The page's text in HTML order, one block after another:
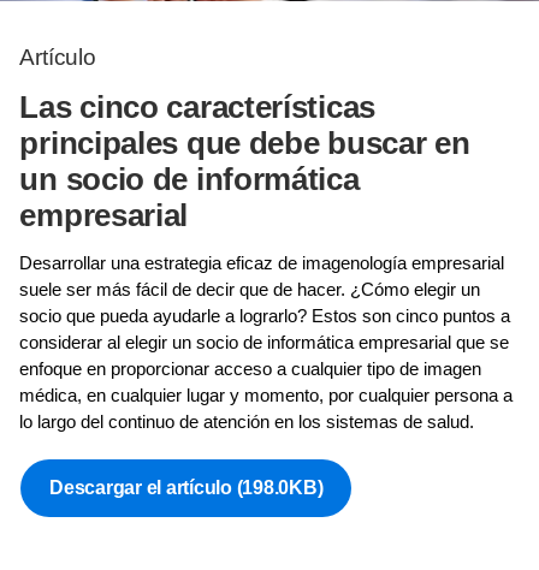
Artículo
Las cinco características
principales que debe buscar en
un socio de informática
empresarial
Desarrollar una estrategia eficaz de imagenología empresarial
suele ser más fácil de decir que de hacer. ¿Cómo elegir un
socio que pueda ayudarle a lograrlo? Estos son cinco puntos a
considerar al elegir un socio de informática empresarial que se
enfoque en proporcionar acceso a cualquier tipo de imagen
médica, en cualquier lugar y momento, por cualquier persona a
lo largo del continuo de atención en los sistemas de salud.
Descargar el artículo (198.0KB)